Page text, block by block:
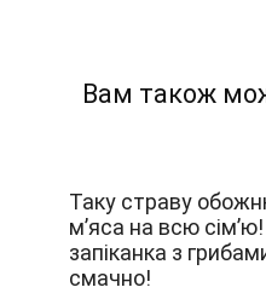
Вам також
Таку страву
м’яса на всю
запіканка з
смачно!